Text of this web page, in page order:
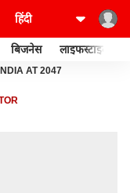
बिजनेस लाइफस्टाइल
INDIA AT 2047